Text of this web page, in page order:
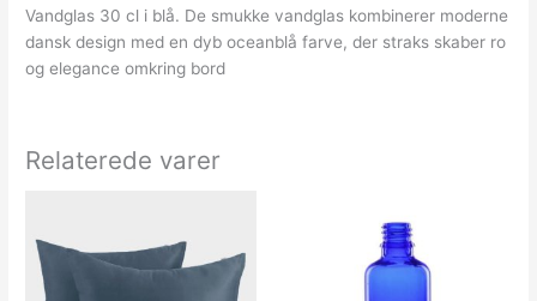
Vandglas 30 cl i blå. De smukke vandglas kombinerer moderne
dansk design med en dyb oceanblå farve, der straks skaber ro
og elegance omkring bord
Relaterede varer